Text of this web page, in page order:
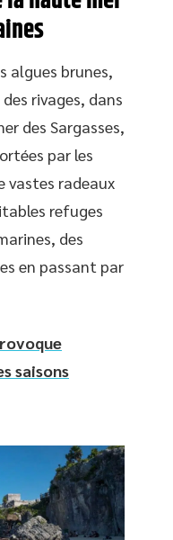
algues brunes,
rivages, dans
des Sargasses,
par les
vastes radeaux
refuges
des
en passant par
saisons